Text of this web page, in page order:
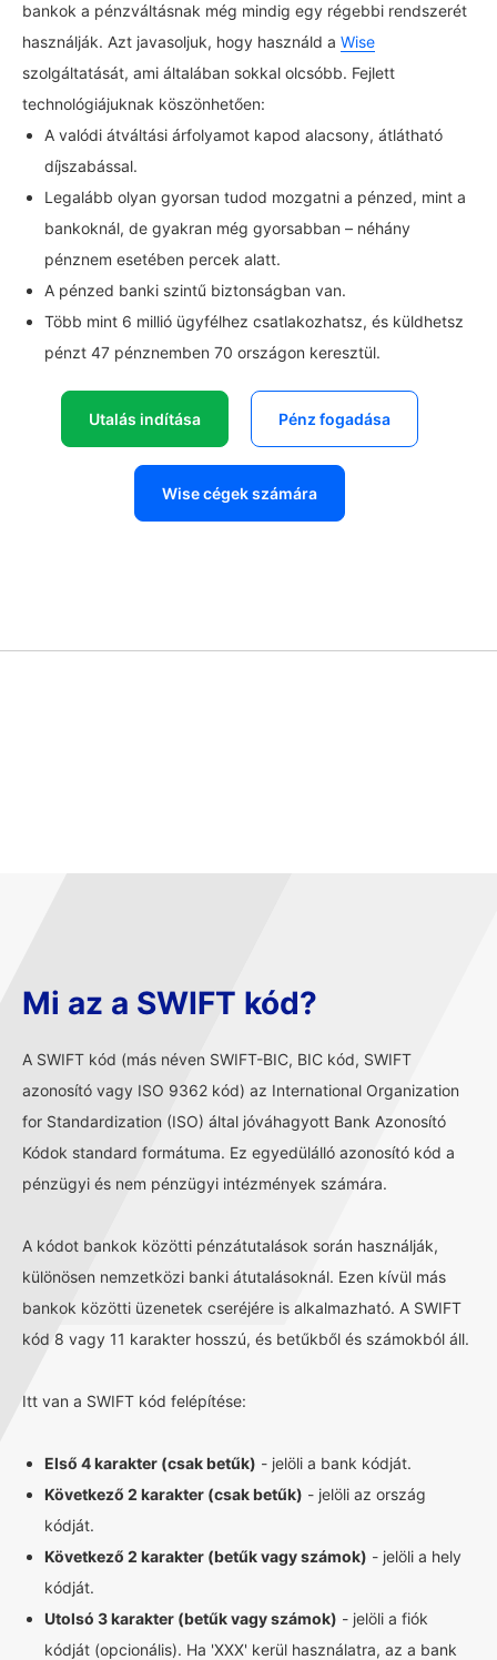
bankok a pénzváltásnak még mindig egy régebbi rendszerét
használják. Azt javasoljuk, hogy használd a Wise
szolgáltatását, ami általában sokkal olcsóbb. Fejlett
technológiájuknak köszönhetően:
A valódi átváltási árfolyamot kapod alacsony, átlátható
díjszabással.
Legalább olyan gyorsan tudod mozgatni a pénzed, mint a
bankoknál, de gyakran még gyorsabban – néhány
pénznem esetében percek alatt.
A pénzed banki szintű biztonságban van.
Több mint 6 millió ügyfélhez csatlakozhatsz, és küldhetsz
pénzt 47 pénznemben 70 országon keresztül.
Utalás indítása Pénz fogadása
Wise cégek számára
Mi az a SWIFT kód?
A SWIFT kód (más néven SWIFT-BIC, BIC kód, SWIFT
azonosító vagy ISO 9362 kód) az International Organization
for Standardization (ISO) által jóváhagyott Bank Azonosító
Kódok standard formátuma. Ez egyedülálló azonosító kód a
pénzügyi és nem pénzügyi intézmények számára.
A kódot bankok közötti pénzátutalások során használják,
különösen nemzetközi banki átutalásoknál. Ezen kívül más
bankok közötti üzenetek cseréjére is alkalmazható. A SWIFT
kód 8 vagy 11 karakter hosszú, és betűkből és számokból áll.
Itt van a SWIFT kód felépítése:
Első 4 karakter (csak betűk) - jelöli a bank kódját.
Következő 2 karakter (csak betűk) - jelöli az ország
kódját.
Következő 2 karakter (betűk vagy számok) - jelöli a hely
kódját.
Utolsó 3 karakter (betűk vagy számok) - jelöli a fiók
kódját (opcionális). Ha 'XXX' kerül használatra, az a bank